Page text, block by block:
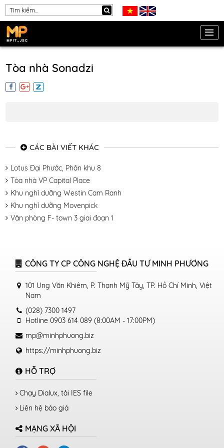
Tòa nhà Sonadzi
CÁC BÀI VIẾT KHÁC
Lotus Đại Phước, Phân khu 8
Tòa nhà VP Capital Place
Khu nghỉ dưỡng Westin Cam Ranh
Khu nghỉ dưỡng Movenpick
Văn phòng F- town 3 giai đoạn 1
CÔNG TY CP CÔNG NGHỆ ĐẦU TƯ MINH PHƯƠNG
101 Ung Văn Khiêm, P. Thạnh Mỹ Tây, TP. Hồ Chí Minh, Việt
Nam
(028) 7300 1497
Hotline 0903 614 089 (8:00AM - 17:00PM)
mp@minhphuong.biz
https://minhphuong.biz
HỖ TRỢ
Chạy Dialux, tải IES file
Liên hệ báo giá
MẠNG XÃ HỘI